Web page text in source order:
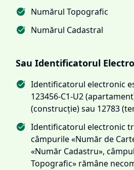
Numărul Topografic
Numărul Cadastral
Sau Identificatorul
Identificatorul electronic
123456-C1-U2
(construcție) sau 12783
Identificatorul electronic
câmpurile «Număr de
«Număr Cadastru»,
Topografic» rămâne